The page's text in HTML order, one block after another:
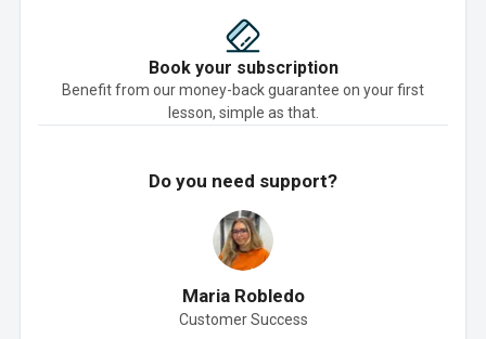
Book your subscription
Benefit from our money-back guarantee on your first
lesson, simple as that.
Do you need support?
Maria Robledo
Customer Success